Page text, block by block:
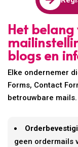
Het
blogs en
Elke ondernemer
Forms, Contact
betrouwbare
geen ordermails